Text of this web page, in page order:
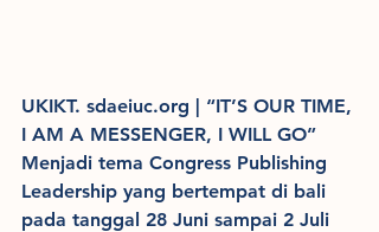
UKIKT. sdaeiuc.org | “IT’S OUR TIME,
I AM A MESSENGER, I WILL GO”
Menjadi tema Congress Publishing
Leadership yang bertempat di bali
pada tanggal 28 Juni sampai 2 Juli